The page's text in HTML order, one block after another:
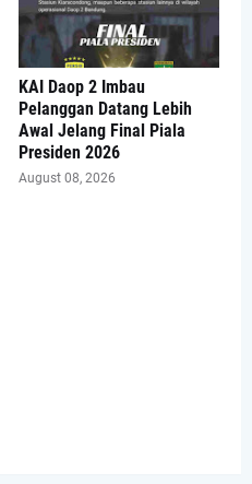
KAI Daop 2 Imbau
Pelanggan Datang Lebih
Awal Jelang Final Piala
Presiden 2026
August 08, 2026